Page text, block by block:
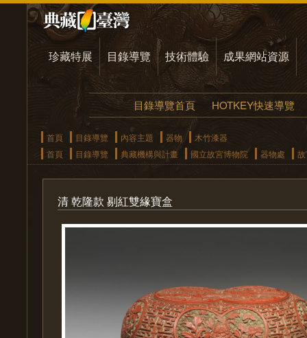
珍藏特展 目錄導覽 技術體驗 成果網站資源
目錄導覽首頁 HOTKEY快速導覽
首頁 目錄導覽 內容主題 器物
木竹漆器
首頁
目錄導覽 典藏機構與計畫 國立故宮博物院 器物處
清 乾隆款 剔紅雙緣寶盒